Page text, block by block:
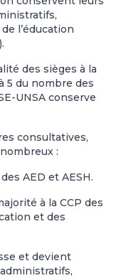
l’éducation
des sièges à la
5 du nombre des
UNSA conserve
consultatives,
:
AED et AESH.
à la CCP des
et des
et devient